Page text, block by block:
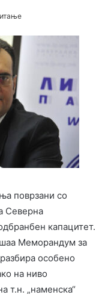
поврзани со
Северна
капацитет.
Меморандум за
особено
на ниво
т.н. „наменска“